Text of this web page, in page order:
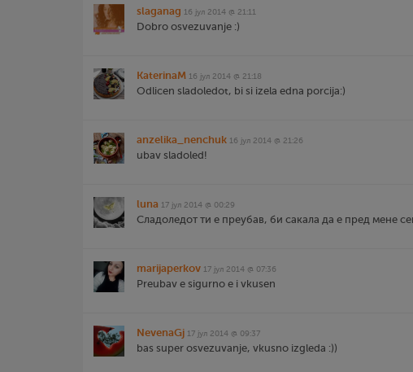
slaganag 16 јул 2014 @ 21:11
Dobro osvezuvanje :)
KaterinaM 16 јул 2014 @ 21:18
Odlicen sladoledot, bi si izela edna porcija:)
anzelika_nenchuk 16 јул 2014 @ 21:26
ubav sladoled!
luna 17 јул 2014 @ 00:29
Сладоледот ти е преубав, би сакала да е пред мене
marijaperkov 17 јул 2014 @ 07:36
Preubav e sigurno e i vkusen
NevenaGj 17 јул 2014 @ 09:37
bas super osvezuvanje, vkusno izgleda :))